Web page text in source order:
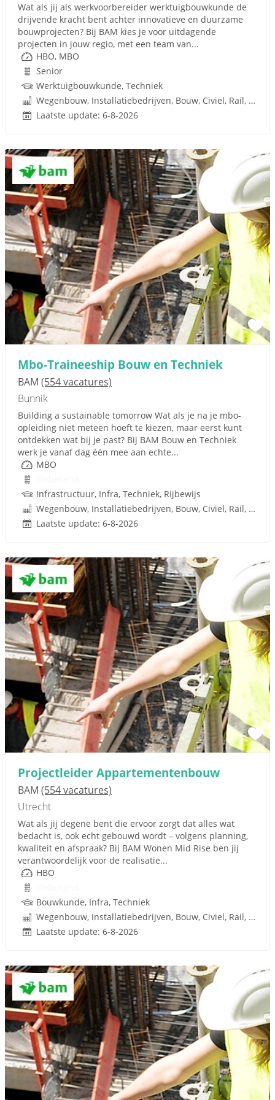
Wat als jij als werkvoorbereider werktuigbouwkunde de
drijvende kracht bent achter innovatieve en duurzame
bouwprojecten? Bij BAM kies je voor uitdagende
projecten in jouw regio, met een team van...
HBO, MBO
Senior
Werktuigbouwkunde, Techniek
Wegenbouw, Installatiebedrijven, Bouw, Civiel, Rail, Infrastructuren
Laatste update: 6-8-2026
Mbo-Traineeship Bouw en Techniek
BAM (554 vacatures)
Bunnik
Building a sustainable tomorrow Wat als je na je mbo-
opleiding niet meteen hoeft te kiezen, maar eerst kunt
ontdekken wat bij je past? Bij BAM Bouw en Techniek
werk je vanaf dag één mee aan echte...
MBO
Infrastructuur, Infra, Techniek, Rijbewijs
Wegenbouw, Installatiebedrijven, Bouw, Civiel, Rail, Infrastructuren
Laatste update: 6-8-2026
Projectleider Appartementenbouw
BAM (554 vacatures)
Utrecht
Wat als jij degene bent die ervoor zorgt dat alles wat
bedacht is, ook echt gebouwd wordt – volgens planning,
kwaliteit en afspraak? Bij BAM Wonen Mid Rise ben jij
verantwoordelijk voor de realisatie...
HBO
Bouwkunde, Infra, Techniek
Wegenbouw, Installatiebedrijven, Bouw, Civiel, Rail, Infrastructuren
Laatste update: 6-8-2026